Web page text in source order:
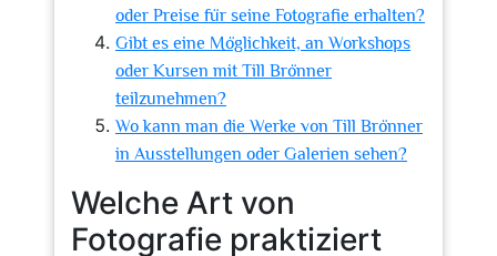
oder Preise für seine Fotografie erhalten?
Gibt es eine Möglichkeit, an Workshops
oder Kursen mit Till Brönner
teilzunehmen?
Wo kann man die Werke von Till Brönner
in Ausstellungen oder Galerien sehen?
Welche Art von
Fotografie praktiziert